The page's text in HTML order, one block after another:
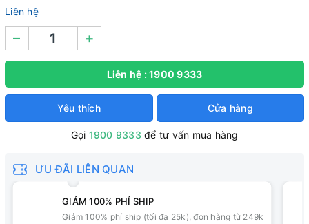
Liên hệ
– +
Liên hệ : 1900 9333
Yêu thích Cửa hàng
Gọi 1900 9333 để tư vấn mua hàng
ƯU ĐÃI LIÊN QUAN
GIẢM 100% PHÍ SHIP
Giảm 100% phí ship (tối đa 25k), đơn hàng từ 249k